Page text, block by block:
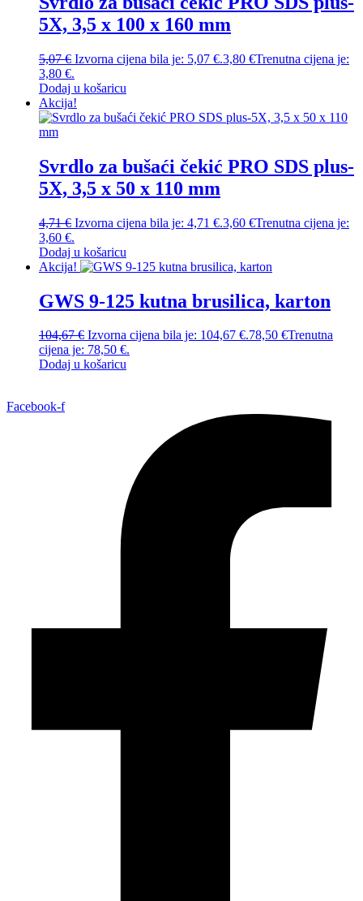
5X, 3,5 x 100 x 160 mm
5,07€ Izvorna cijena bila je: 5,07 €.3,80 €Trenutna cijena je:
3,80 €.
Dodaj u košaricu
Akcija!
Svrdlo za bušaći čekić PRO SDS plus-
5X, 3,5 x 50 x 110 mm
4,71€ Izvorna cijena bila je: 4,71 €.3,60 €Trenutna cijena je:
3,60 €.
Dodaj u košaricu
Akcija!
GWS 9-125 kutna brusilica, karton
104,67€ Izvorna cijena bila je: 104,67 €.78,50 €Trenutna
cijena je: 78,50 €.
Dodaj u košaricu
Facebook-f